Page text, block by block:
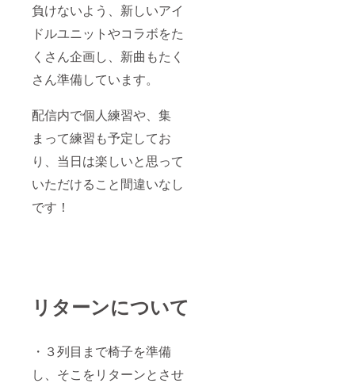
負けないよう、新しいアイ
ドルユニットやコラボをた
くさん企画し、新曲もたく
さん準備しています。
配信内で個人練習や、集
まって練習も予定してお
り、当日は楽しいと思って
いただけること間違いなし
です！
リターンについて
・３列目まで椅子を準備
し、そこをリターンとさせ